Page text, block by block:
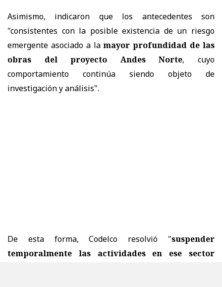
Asimismo, indicaron que los antecedentes son
"consistentes con la posible existencia de un riesgo
emergente asociado a lamayor profundidad de las
obras del proyecto Andes Norte, cuyo
comportamiento continúa siendo objeto de
investigación y análisis".
De esta forma, Codelco resolvió "suspender
temporalmente las actividades en ese sector